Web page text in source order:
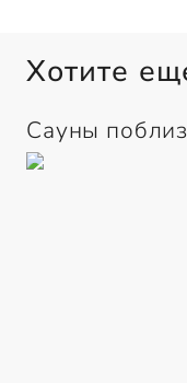
Хотите
Сауны